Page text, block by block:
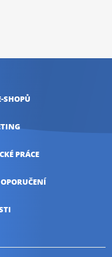
SHOPŮ
PRÁCE